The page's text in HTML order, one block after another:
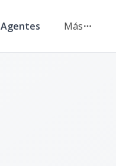
Agentes Más